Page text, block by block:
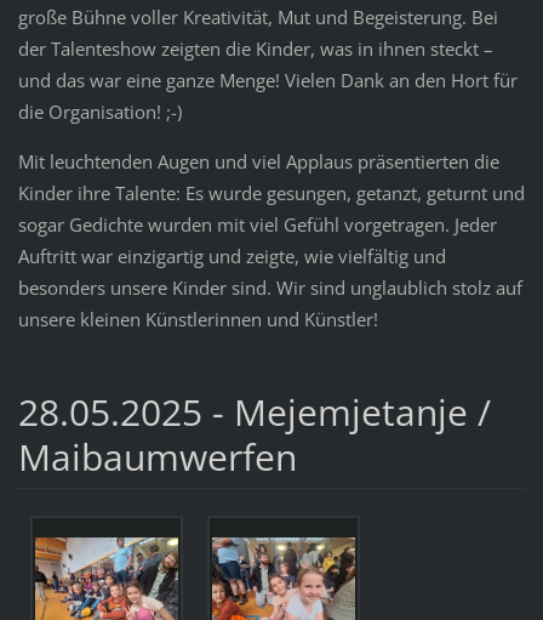
große Bühne voller Kreativität, Mut und Begeisterung. Bei
der Talenteshow zeigten die Kinder, was in ihnen steckt –
und das war eine ganze Menge! Vielen Dank an den Hort für
die Organisation! ;-)
Mit leuchtenden Augen und viel Applaus präsentierten die
Kinder ihre Talente: Es wurde gesungen, getanzt, geturnt und
sogar Gedichte wurden mit viel Gefühl vorgetragen. Jeder
Auftritt war einzigartig und zeigte, wie vielfältig und
besonders unsere Kinder sind. Wir sind unglaublich stolz auf
unsere kleinen Künstlerinnen und Künstler!
28.05.2025 - Mejemjetanje /
Maibaumwerfen